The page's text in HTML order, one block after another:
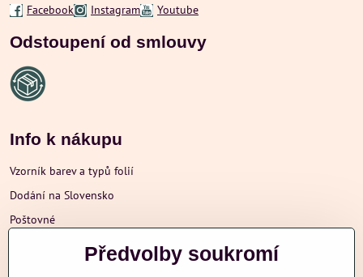
Facebook Instagram Youtube
Odstoupení od smlouvy
Info k nákupu
Vzorník barev a typů folií
Dodání na Slovensko
Poštovné
Obchodní podmínkyPředvolby soukromí